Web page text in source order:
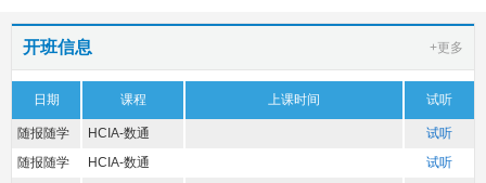
开班信息 +更多
日期 课程 上课时间 试听
随报随学 HCIA-数通
试听
随报随学
HCIA-数通
试听